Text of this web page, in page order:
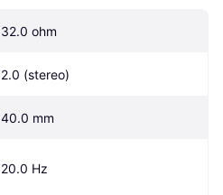
32.0 ohm
2.0 (stereo)
40.0 mm
20.0 Hz